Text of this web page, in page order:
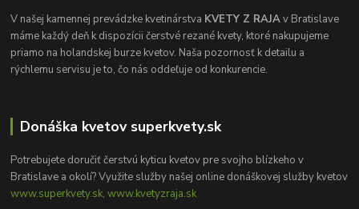
V našej kamennej prevádzke kvetinárstva KVETY Z RAJAv Bratislave
máme každý deň k dispozícii čerstvé rezané kvety, ktoré nakupujeme
priamo na holandskej burze kvetov. Naša pozornosť k detailu a
rýchlemu servisu je to, čo nás oddeľuje od konkurencie.
Donáška kvetov superkvety.sk
Potrebujete doručiť čerstvú kyticu kvetov pre svojho blízkeho v
Bratislave a okolí? Využite služby našej online donáškovej služby kvetov
www.superkvety.sk, www.kvetyzraja.sk